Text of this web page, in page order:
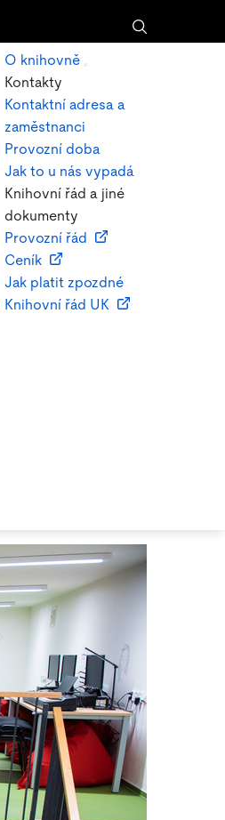
O knihovně
Kontakty
Kontaktní adresa a
zaměstnanci
Provozní doba
Jak to u nás vypadá
Knihovní řád a jiné
dokumenty
Provozní řád
Ceník
Jak platit zpozdné
Knihovní řád UK